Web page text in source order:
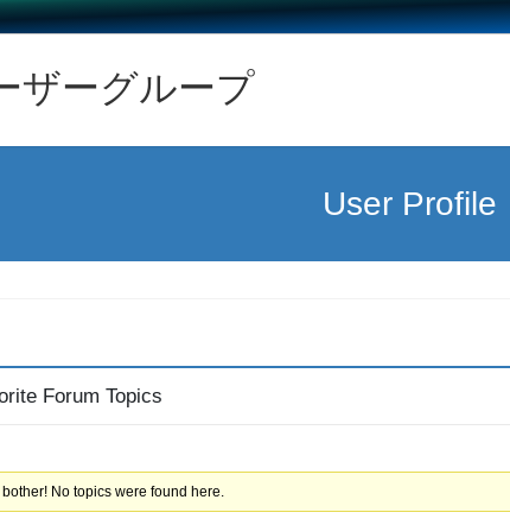
ザーグループ
User Profile
Forum Topics
bother! No topics were found here.